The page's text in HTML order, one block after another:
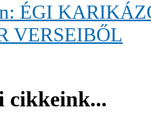
ÉGI
VERSEIBŐL
cikkeink...